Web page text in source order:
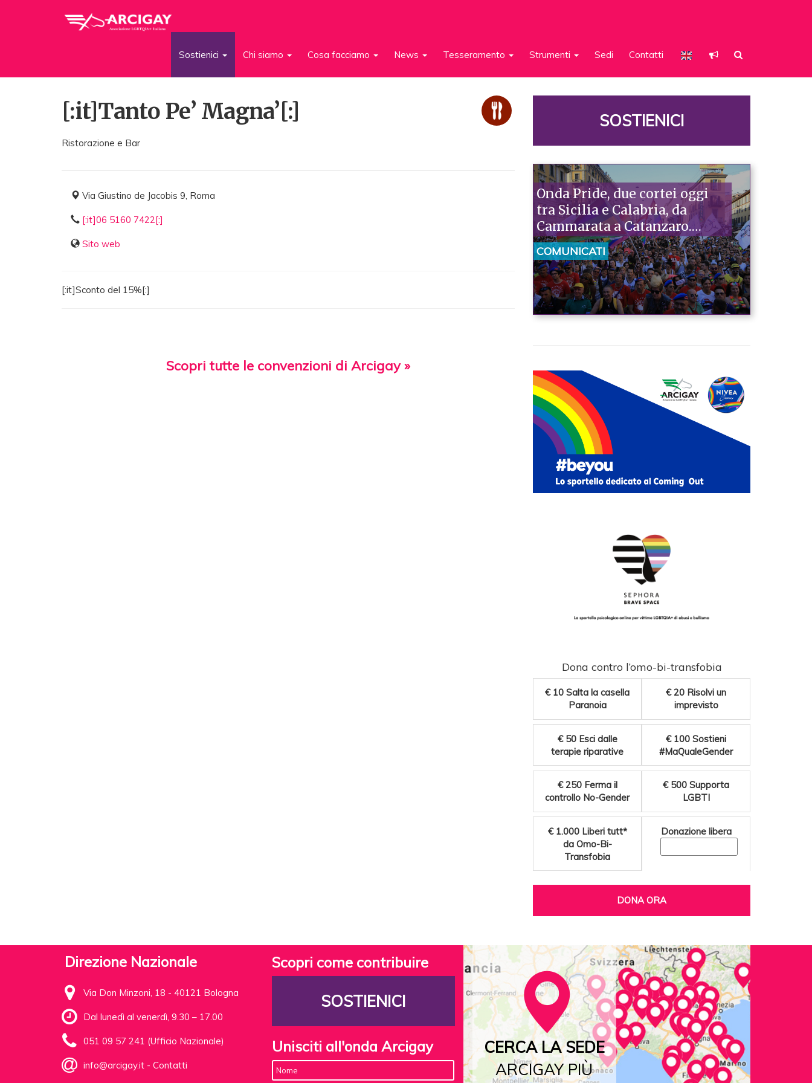
Sostienici Chi siamo Cosa facciamo News Tesseramento Strumenti Sedi Contatti
[:it]Tanto Pe’ Magna’[:]
Ristorazione e Bar
Via Giustino de Jacobis 9, Roma
[:it]06 5160 7422[:]
Sito web
[:it]Sconto del 15%[:]
Scopri tutte le convenzioni di Arcigay »
SOSTIENICI
Onda Pride, due cortei oggi
tra Sicilia e Calabria, da
Cammarata a Catanzaro.
Piazzoni: «Raccontano la
nostra ostinazione»
COMUNICATI
Dona contro l’omo-bi-transfobia
€ 10 Salta la casella
Paranoia
€ 20 Risolvi un
imprevisto
€ 50 Esci dalle
terapie riparative
€ 100 Sostieni
#MaQualeGender
€ 250 Ferma il
controllo No-Gender
€ 500 Supporta
LGBTI
€ 1.000 Liberi tutt*
da Omo-Bi-
Transfobia
Donazione libera
DONA ORA
Direzione Nazionale
Via Don Minzoni, 18 - 40121 Bologna
Dal lunedì al venerdì, 9.30 – 17.00
051 09 57 241 (Ufficio Nazionale)
info@arcigay.it - Contatti
Scopri come contribuire
SOSTIENICI
Unisciti all'onda Arcigay
CERCA LA SEDE
ARCIGAY PIÙ